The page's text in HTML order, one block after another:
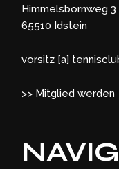
Himmelsbornweg 3
65510 Idstein
vorsitz [a]
>> Mitglied werden